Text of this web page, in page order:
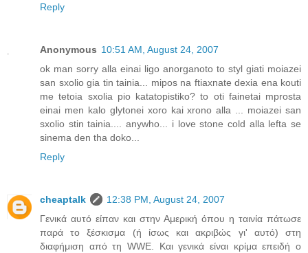
Reply
Anonymous 10:51 AM, August 24, 2007
ok man sorry alla einai ligo anorganoto to styl giati moiazei
san sxolio gia tin tainia... mipos na ftiaxnate dexia ena kouti
me tetoia sxolia pio katatopistiko? to oti fainetai mprosta
einai men kalo glytonei xoro kai xrono alla ... moiazei san
sxolio stin tainia.... anywho... i love stone cold alla lefta se
sinema den tha doko...
Reply
cheaptalk
12:38 PM, August 24, 2007
Γενικά αυτό είπαν και στην Αμερική όπου η ταινία πάτωσε
παρά το ξέσκισμα (ή ίσως και ακριβώς γι' αυτό) στη
διαφήμιση από τη WWE. Και γενικά είναι κρίμα επειδή o